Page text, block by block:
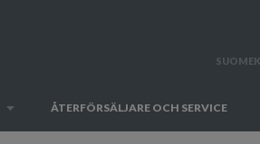
ÅTERFÖRSÄLJARE OCH SERVICE